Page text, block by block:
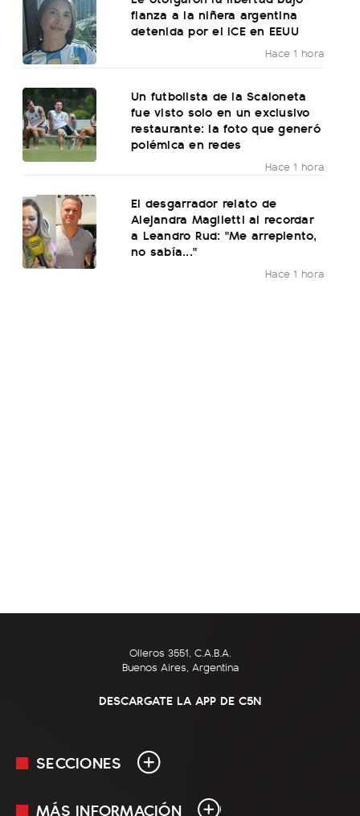
fianza a la niñera argentina
detenida por el ICE en EEUU
Hace 1 hora
Un futbolista de la Scaloneta
fue visto solo en un exclusivo
restaurante: la foto que generó
polémica en redes
Hace 1 hora
El desgarrador relato de
Alejandra Maglietti al recordar
a Leandro Rud: "Me arrepiento,
no sabía..."
Hace 1 hora
Olleros 3551, C.A.B.A.
Buenos Aires, Argentina
DESCARGATE LA APP DE C5N
SECCIONES
MÁS INFORMACIÓN